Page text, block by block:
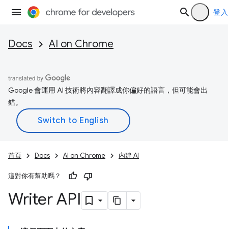
登入
Docs AI on Chrome
Google 會運用 AI 技術將內容翻譯成你偏好的語言，但可能會出
錯。
首頁 Docs AI on Chrome 內建 AI
這對你有幫助嗎？
Writer API